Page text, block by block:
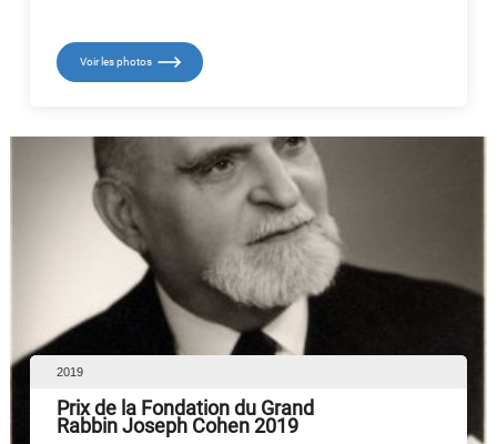
Voir les photos
2019
Prix de la Fondation du Grand
Rabbin Joseph Cohen 2019